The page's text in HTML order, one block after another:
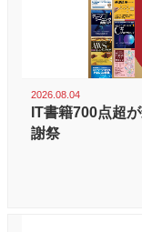
2026.08.04
IT書籍700点超
謝祭